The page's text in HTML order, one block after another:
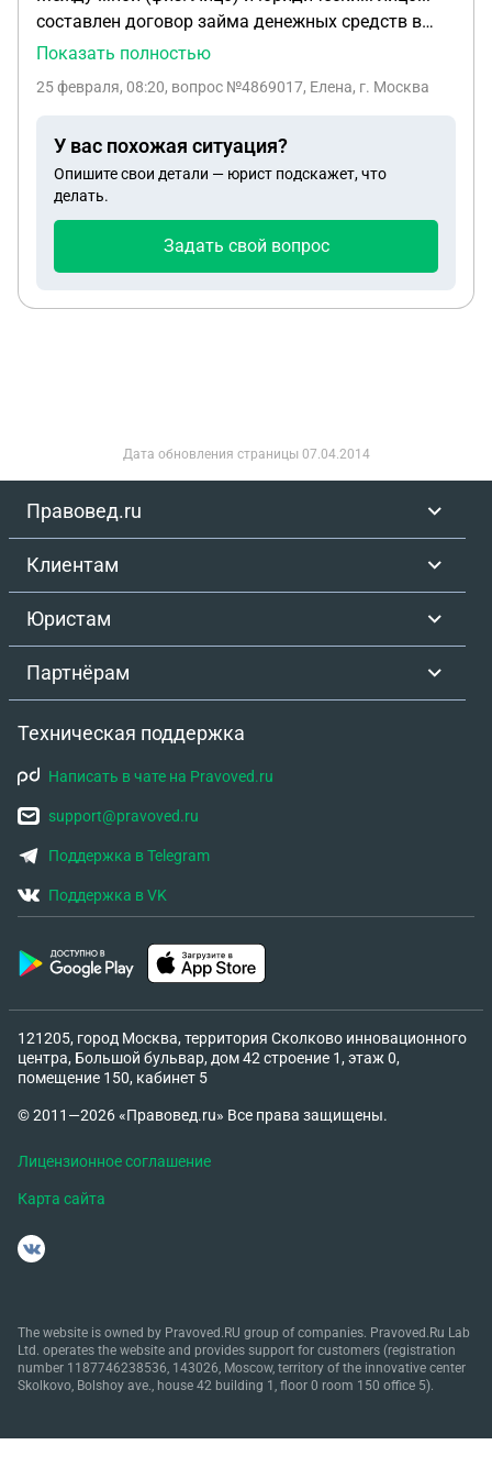
составлен договор займа денежных средств в
размере один миллион рублей. В какой суд
денежных средств? В договоре прописано по
Показать полностью
25 февраля, 08:20, вопрос №4869017, Елена, г. Москва
У вас похожая ситуация?
Опишите свои детали — юрист подскажет, что
делать.
Задать свой вопрос
Дата обновления страницы 07.04.2014
Правовед.ru
Клиентам
Юристам
Партнёрам
Техническая поддержка
Написать в чате на Pravoved.ru
support@pravoved.ru
Поддержка в Telegram
Поддержка в VK
121205, город Москва, территория Сколково инновационного
центра, Большой бульвар, дом 42 строение 1, этаж 0,
помещение 150, кабинет 5
© 2011—2026 «Правовед.ru» Все права защищены.
Лицензионное соглашение
Карта сайта
The website is owned by Pravoved.RU group of companies. Pravoved.Ru Lab
Ltd. operates the website and provides support for customers (registration
number 1187746238536, 143026, Moscow, territory of the innovative center
Skolkovo, Bolshoy ave., house 42 building 1, floor 0 room 150 office 5).